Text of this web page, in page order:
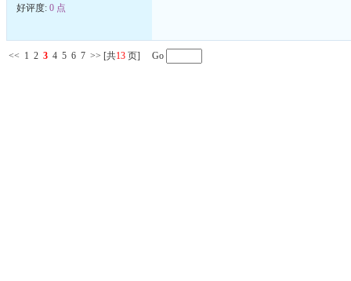
好评度: 0 点
<< 1 2 3 4 5 6 7 >> [共13 页] Go